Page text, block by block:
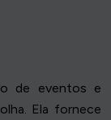
de eventos e
Ela fornece